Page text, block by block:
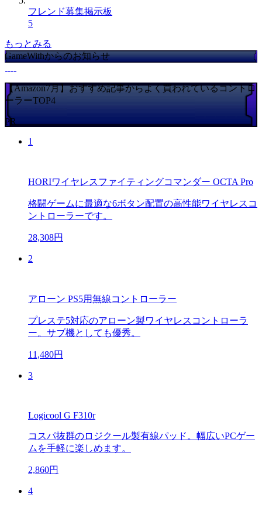
フレンド募集掲示板
5
もっとみる
GameWithからのお知らせ
【Amazon7月】おすすめ記事からよく買われているコントロ
ーラーTOP4
PR
1
HORIワイヤレスファイティングコマンダー OCTA Pro
格闘ゲームに最適な6ボタン配置の高性能ワイヤレスコ
ントローラーです。
28,308円
2
アローン PS5用無線コントローラー
プレステ5対応のアローン製ワイヤレスコントローラ
ー。サブ機としても優秀。
11,480円
3
Logicool G F310r
コスパ抜群のロジクール製有線パッド。幅広いPCゲー
ムを手軽に楽しめます。
2,860円
4